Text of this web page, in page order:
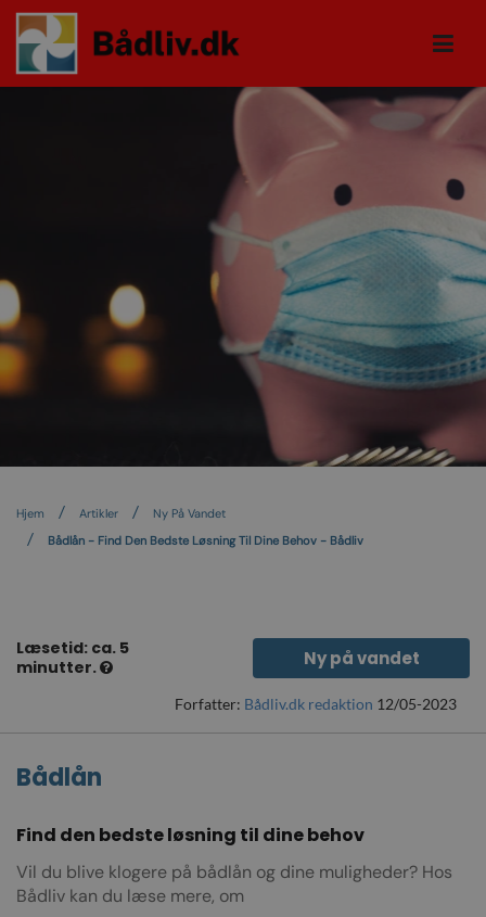
Hjem Artikler
Ny På Vandet
Bådlån - Find Den Bedste Løsning Til Dine Behov - Bådliv
Læsetid: ca. 5
minutter.
Ny på vandet
Forfatter: Bådliv.dk redaktion 12/05-2023
Bådlån
Find den bedste løsning til dine behov
Vil du blive klogere på bådlån og dine muligheder? Hos
Bådliv kan du læse mere, om